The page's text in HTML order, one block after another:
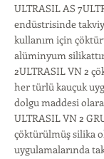
ULTRASIL AS
endüstrisinde
kullanım için
alüminyum
2ULTRASIL VN 2
her türlü kauçuk
dolgu maddesi
ULTRASIL VN 2
çöktürülmüş silika
uygulamalarında